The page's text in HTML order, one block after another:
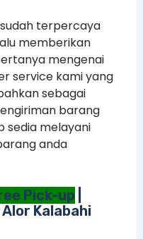
terpercaya
memberikan
mengenai
service kami yang
sebagai
barang
sedia melayani
anda
Pick-up
Kalabahi